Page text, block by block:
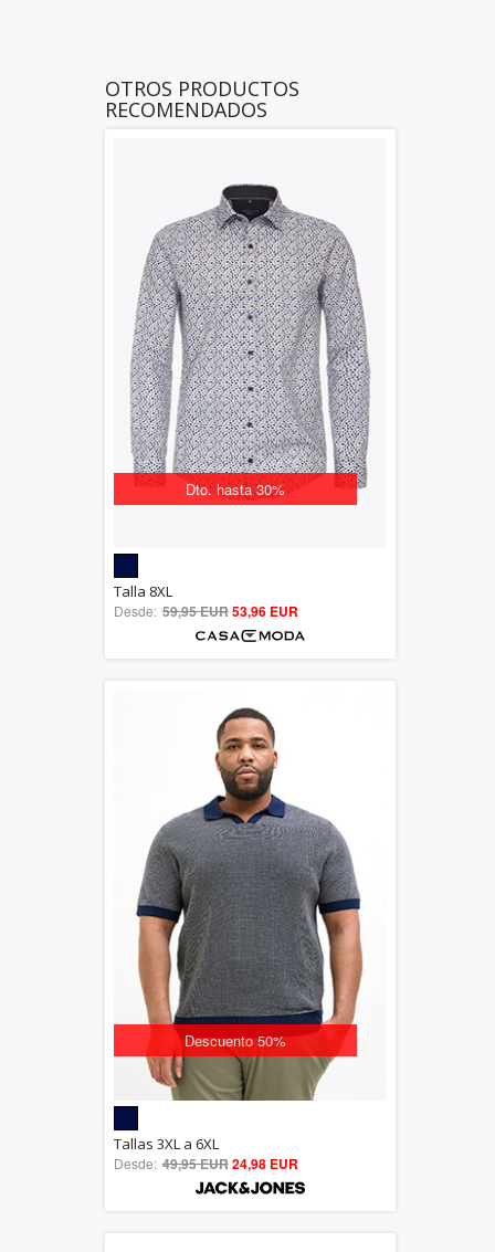
OTROS PRODUCTOS
RECOMENDADOS
Dto. hasta 30%
out of 5
Talla 8XL
Desde: 59,95 EUR53,96 EUR
Descuento 50%
5.00
out of 5
Tallas 3XL a 6XL
Desde: 49,95 EUR24,98 EUR